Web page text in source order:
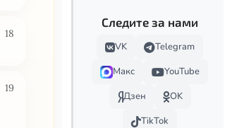
18
19
Следите за нами
VK
Telegram
Макс
YouTube
Дзен
OK
TikTok